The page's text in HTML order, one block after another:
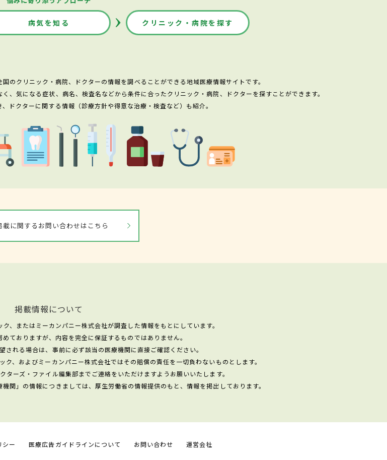
病気を知る クリニック・病院を探す
のクリニック・病院、ドクターの情報を調べることができる地域医療情報サイトです。
、気になる症状、病名、検査名などから条件に合ったクリニック・病院、ドクターを探すことができます。
ドクターに関する情報（診療方針や得意な治療・検査など）も紹介。
載に関するお問い合わせはこちら
掲載情報について
、またはミーカンパニー株式会社が調査した情報をもとにしています。
ておりますが、内容を完全に保証するものではありません。
される場合は、事前に必ず該当の医療機関に直接ご確認ください。
、およびミーカンパニー株式会社ではその賠償の責任を一切負わないものとします。
ターズ・ファイル編集部までご連絡をいただけますようお願いいたします。
関」の情報につきましては、厚生労働省の情報提供のもと、情報を掲出しております。
シー 医療広告ガイドラインについて お問い合わせ 運営会社